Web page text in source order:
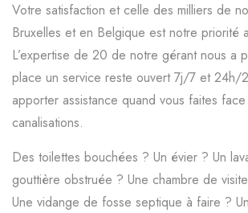
Votre satisfaction et celle des milliers de
Bruxelles et en Belgique est notre priorité
L’expertise de 20 de notre gérant nous a
place un service reste ouvert 7j/7 et 24h/
apporter assistance quand vous faites
canalisations.
Des toilettes bouchées ? Un évier ? Un
gouttière obstruée ? Une chambre de
Une vidange de fosse septique à faire ?